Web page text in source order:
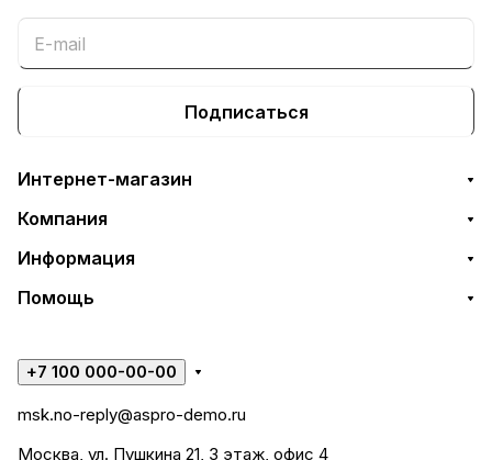
Подписаться
Интернет-магазин
Компания
Информация
Помощь
+7 100 000-00-00
msk.no-reply@aspro-demo.ru
Москва, ул. Пушкина 21, 3 этаж, офис 4